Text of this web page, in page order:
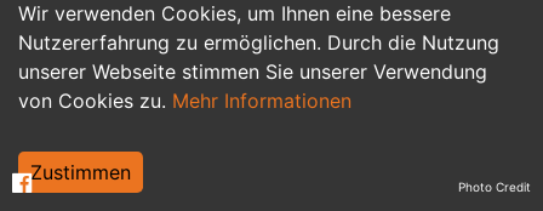
Wir verwenden Cookies, um Ihnen eine bessere
Nutzererfahrung zu ermöglichen. Durch die Nutzung
unserer Webseite stimmen Sie unserer Verwendung
von Cookies zu. Mehr Informationen
Zustimmen
Personalwesen Assistenz, Sekretariat
Hilfskräfte, Aushilfs- und Nebenjobs
Weiterbildung, Studium, duale Ausbildung Photo Credit